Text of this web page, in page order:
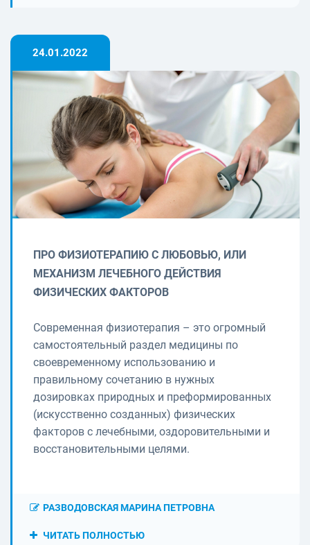
24.01.2022
ПРО ФИЗИОТЕРАПИЮ С ЛЮБОВЬЮ, ИЛИ
МЕХАНИЗМ ЛЕЧЕБНОГО ДЕЙСТВИЯ
ФИЗИЧЕСКИХ ФАКТОРОВ
Современная физиотерапия – это огромный
самостоятельный раздел медицины по
своевременному использованию и
правильному сочетанию в нужных
дозировках природных и преформированных
(искусственно созданных) физических
факторов с лечебными, оздоровительными и
восстановительными целями.
РАЗВОДОВСКАЯ МАРИНА ПЕТРОВНА
ЧИТАТЬ ПОЛНОСТЬЮ